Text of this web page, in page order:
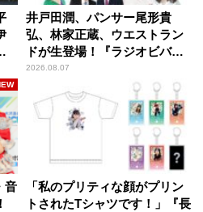
井戸田潤、パンサー尾形貴
弘、林家正蔵、ウエストラン
ドが生登場！『ラジオビバリ
ー昼ズ』
2026.08.07
音
「私のプリティな顔がプリン
トされたTシャツです！」『長